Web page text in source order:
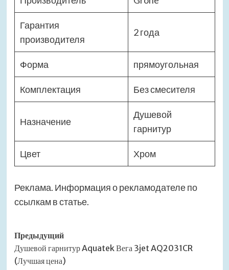
Гарантия
производителя
2 года
Форма прямоугольная
Комплектация Без смесителя
Назначение
Душевой
гарнитур
Цвет Хром
Реклама. Информация о рекламодателе по
ссылкам в статье.
Навигация
записи
Предыдущий
Душевой гарнитур Aquatek Вега 3jet AQ2031CR
(Лучшая цена)